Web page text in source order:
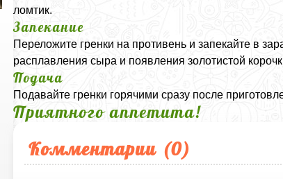
ломтик.
Запекание
Переложите гренки на противень и запекайте в
расплавления сыра и появления золотистой
Подача
Подавайте гренки горячими сразу после
Приятного аппетита!
Комментарии (0)